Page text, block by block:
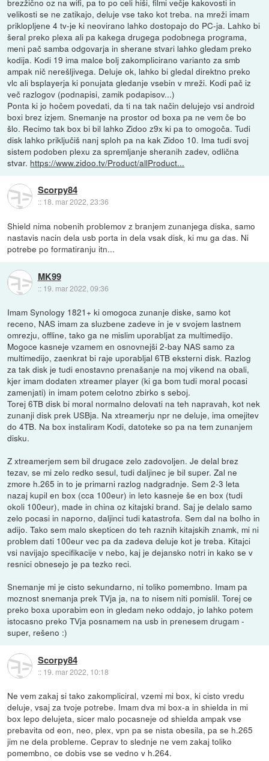
brezžično oz na wifi, pa to po celi hiši, filmi večje kakovosti in
velikosti se ne zatikajo, deluje vse tako kot treba. na mreži imam
priklopljene 4 tv-je ki neovirano lahko dostopajo do PC-ja. Lahko bi
šeral preko plexa ali pa kakega drugega podobnega programa,
meni pač samba odgovarja in sherane stvari lahko gledam preko
kodija. Kodi 19 ima malce bolj zakomplicirano varianto za smb
ampak nič nerešljivega. Deluje ok, lahko bi gledal direktno preko
vlc ali bsplayerja ki ponujata gledanje vsebin v mreži. Kodi pač iz
več razlogov (podnapisi, zamik podapisov...)
Ponta ki jo hočem povedati, da ti na tak način delujejo vsi android
boxi brez izjem. Snemanje na prostor od boxa pa ne vem če bo
šlo. Recimo tak box bi bil lahko Zidoo z9x ki pa to omogoča. Tudi
disk lahko priključiš nanj sploh pa na kak Zidoo 10. Ima tudi svoj
sistem podoben plexu za spremljanje sheranih zadev, odlična
stvar. https://www.zidoo.tv/Product/allProduct...
Scorpy84
:: 18. mar 2022, 23:36
Shield nima nobenih problemov z branjem zunanjega diska, samo
nastavis nacin dela usb porta in dela vsak disk, ki mu ga das. Ni
potrebe po formatiranju itn...
MK99
:: 19. mar 2022, 09:36
Imam Synology 1821+ ki omogoca zunanje diske, samo kot
receno, NAS imam za sluzbene zadeve in je v svojem lastnem
omrezju, offline, tako ga ne mislim uporabljat za multimedijo.
Mogoce kasneje vzamem en osnovnejši 2-bay NAS samo za
multimedijo, zaenkrat bi raje uporabljal 6TB eksterni disk. Razlog
za tak disk je tudi enostavno prenašanje na moj vikend na obali,
kjer imam dodaten xtreamer player (ki ga bom tudi moral pocasi
zamenjati) in imam potem celotno zbirko s seboj.
Torej 6TB disk bi moral normalno delovati na teh napravah, kot nek
zunanji disk prek USBja. Na xtreamerju npr ne deluje, ima omejitev
do 4TB. Na box instaliram Kodi, datoteke so pa na tem zunanjem
disku.
Z xtreamerjem sem bil drugace zelo zadovoljen. Je delal brez
tezav, se mi zelo redko sesul, tudi daljinec je bil super. Zal ne
zmore h.265 in to je primarni razlog nadgradnje. Sem 2-3 leta
nazaj kupil en box (cca 100eur) in leto kasneje še en box (tudi
okoli 100eur), made in china oz kitajski brand. Saj je delalo samo
zelo pocasi in naporno, daljinci tudi katastrofa. Sem dal na bolho in
adijo. Tako sem malo skepticen do teh raznih kitajskih znamk, mi ni
problem dati 100eur vec pa da zadeva deluje kot je treba. Kitajci
vsi navijajo specifikacije v nebo, kaj je dejansko notri in kako se v
resnici obnesejo je pa tezko reci.
Snemanje mi je cisto sekundarno, ni toliko pomembno. Imam pa
moznost snemanja prek TVja ja, na to nisem niti pomislil. Torej ce
preko boxa uporabim eon in gledam neko oddajo, jo lahko potem
istocasno preko TVja posnamem na usb in prenesem drugam -
super, rešeno :)
Scorpy84
:: 19. mar 2022, 10:18
Ne vem zakaj si tako zakompliciral, vzemi mi box, ki cisto vredu
deluje, vsaj za tvoje potrebe. Imam dva mi box-a in shielda in mi
box lepo delujeta, sicer malo pocasneje od shielda ampak vse
prebavita od eon, neo, plex, vpn pa se nista obesila, pa se h.265
jim ne dela probleme. Ceprav to slednje ne vem zakaj toliko
pomembno, ce dobis vse se vedno v h.264.